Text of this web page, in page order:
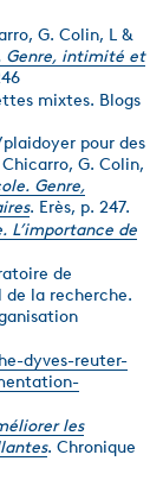
G. Colin, L &
Genre, intimité et
mixtes. Blogs
pour des
G. Colin,
Genre,
. Erès, p. 247.
L’importance de
de
de la recherche.
dyves-reuter-
les
. Chronique